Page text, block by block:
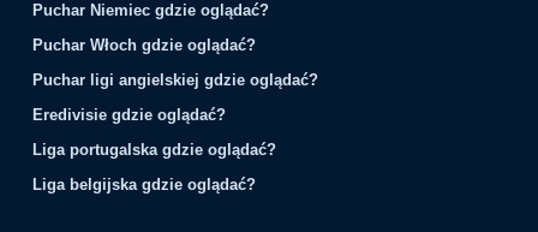
Puchar Niemiec gdzie oglądać?
Puchar Włoch gdzie oglądać?
Puchar ligi angielskiej gdzie oglądać?
Eredivisie gdzie oglądać?
Liga portugalska gdzie oglądać?
Liga belgijska gdzie oglądać?